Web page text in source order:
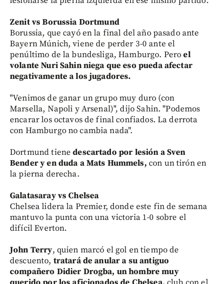
Zenit vs Borussia Dortmund
Borussia, que cayó en la final del año pasado ante
Bayern Múnich, viene de perder 3-0 ante el
penúltimo de la bundesliga, Hamburgo. Peroel
volante Nuri Sahin niega que eso pueda afectar
negativamente a los jugadores.
"Venimos de ganar un grupo muy duro (con
Marsella, Napoli y Arsenal)", dijo Sahin. "Podemos
encarar los octavos de final confiados. La derrota
con Hamburgo no cambia nada".
Dortmund tiene descartado por lesión a Sven
Bender y en duda a Mats Hummels, con un tirón en
la pierna derecha.
Galatasaray vs Chelsea
Chelsea lidera la Premier, donde este fin de semana
mantuvo la punta con una victoria 1-0 sobre el
difícil Everton.
John Terry, quien marcó el gol en tiempo de
descuento, tratará de anular a su antiguo
compañero Didier Drogba, un hombre muy